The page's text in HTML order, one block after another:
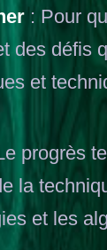
: Pour
des défis
et
progrès
la
et les